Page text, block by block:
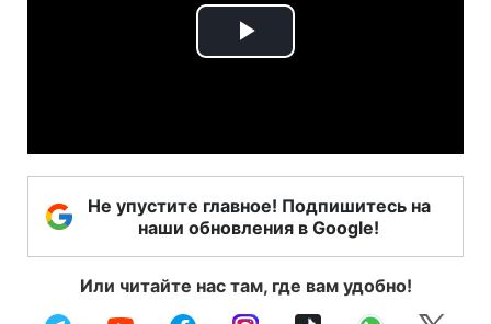
Play
Не упустите главное! Подпишитесь на
наши обновления в Google!
Или читайте нас там, где вам удобно!